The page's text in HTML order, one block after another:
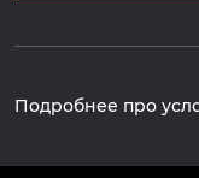
Подробнее про